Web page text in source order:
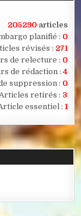
205290 articles
planifié : 0
révisés : 271
de relecture : 0
de rédaction : 4
suppression : 0
retirés : 3
essentiel : 1